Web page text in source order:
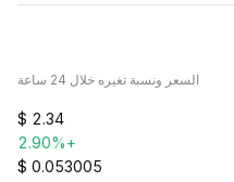
السعر ونسبة تغيره خلال 24 ساعة
$ 2.34
+2.90%
$ 0.053005